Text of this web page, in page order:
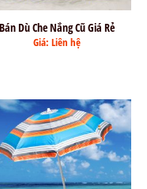
Bán Dù Che Nắng Cũ Giá Rẻ
Giá: Liên hệ